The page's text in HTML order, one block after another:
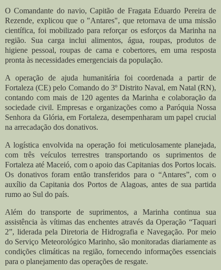
O Comandante do navio, Capitão de Fragata Eduardo Pereira de
Rezende, explicou que o "Antares", que retornava de uma missão
científica, foi mobilizado para reforçar os esforços da Marinha na
região. Sua carga inclui alimentos, água, roupas, produtos de
higiene pessoal, roupas de cama e cobertores, em uma resposta
pronta às necessidades emergenciais da população.
A operação de ajuda humanitária foi coordenada a partir de
Fortaleza (CE) pelo Comando do 3º Distrito Naval, em Natal (RN),
contando com mais de 120 agentes da Marinha e colaboração da
sociedade civil. Empresas e organizações como a Paróquia Nossa
Senhora da Glória, em Fortaleza, desempenharam um papel crucial
na arrecadação dos donativos.
A logística envolvida na operação foi meticulosamente planejada,
com três veículos terrestres transportando os suprimentos de
Fortaleza até Maceió, com o apoio das Capitanias dos Portos locais.
Os donativos foram então transferidos para o “Antares”, com o
auxílio da Capitania dos Portos de Alagoas, antes de sua partida
rumo ao Sul do país.
Além do transporte de suprimentos, a Marinha continua sua
assistência às vítimas das enchentes através da Operação “Taquari
2”, liderada pela Diretoria de Hidrografia e Navegação. Por meio
do Serviço Meteorológico Marinho, são monitoradas diariamente as
condições climáticas na região, fornecendo informações essenciais
para o planejamento das operações de resgate.